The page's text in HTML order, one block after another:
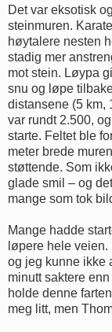
Det var eksotisk
steinmuren.
høytalere nesten
stadig mer
mot stein. Løypa
snu og løpe
distansene (5 km,
var rundt 2.500,
starte. Feltet ble
meter brede
støttende. Som
glade smil – og
mange som tok
Mange hadde
løpere hele
og jeg kunne ikke
minutt saktere
holde denne
meg litt, men